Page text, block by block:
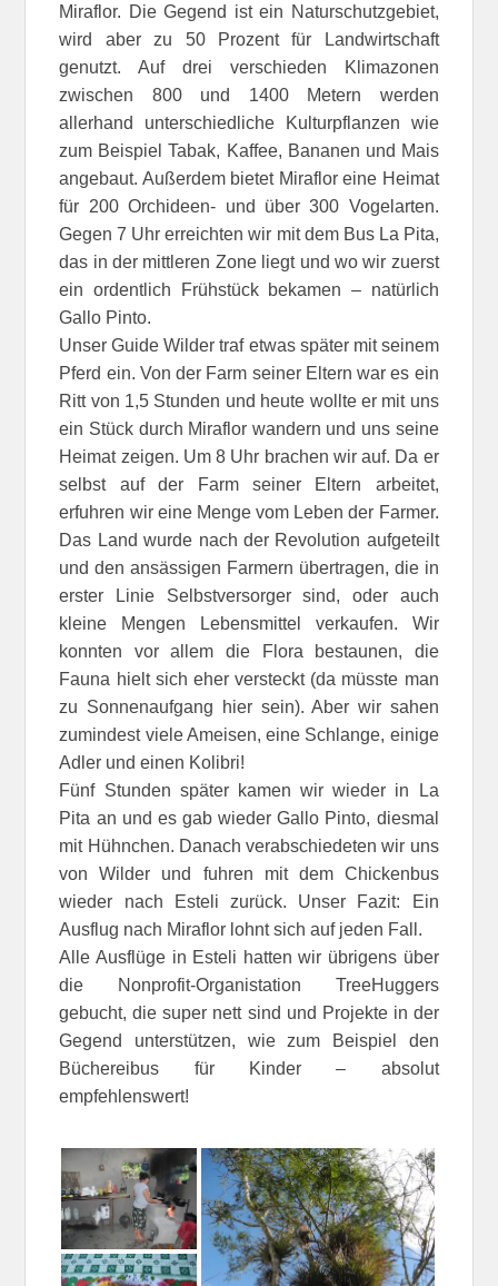
Miraflor. Die Gegend ist ein Naturschutzgebiet,
wird aber zu 50 Prozent für Landwirtschaft
genutzt. Auf drei verschieden Klimazonen
zwischen 800 und 1400 Metern werden
allerhand unterschiedliche Kulturpflanzen wie
zum Beispiel Tabak, Kaffee, Bananen und Mais
angebaut. Außerdem bietet Miraflor eine Heimat
für 200 Orchideen- und über 300 Vogelarten.
Gegen 7 Uhr erreichten wir mit dem Bus La Pita,
das in der mittleren Zone liegt und wo wir zuerst
ein ordentlich Frühstück bekamen – natürlich
Gallo Pinto.
Unser Guide Wilder traf etwas später mit seinem
Pferd ein. Von der Farm seiner Eltern war es ein
Ritt von 1,5 Stunden und heute wollte er mit uns
ein Stück durch Miraflor wandern und uns seine
Heimat zeigen. Um 8 Uhr brachen wir auf. Da er
selbst auf der Farm seiner Eltern arbeitet,
erfuhren wir eine Menge vom Leben der Farmer.
Das Land wurde nach der Revolution aufgeteilt
und den ansässigen Farmern übertragen, die in
erster Linie Selbstversorger sind, oder auch
kleine Mengen Lebensmittel verkaufen. Wir
konnten vor allem die Flora bestaunen, die
Fauna hielt sich eher versteckt (da müsste man
zu Sonnenaufgang hier sein). Aber wir sahen
zumindest viele Ameisen, eine Schlange, einige
Adler und einen Kolibri!
Fünf Stunden später kamen wir wieder in La
Pita an und es gab wieder Gallo Pinto, diesmal
mit Hühnchen. Danach verabschiedeten wir uns
von Wilder und fuhren mit dem Chickenbus
wieder nach Esteli zurück. Unser Fazit: Ein
Ausflug nach Miraflor lohnt sich auf jeden Fall.
Alle Ausflüge in Esteli hatten wir übrigens über
die Nonprofit-Organistation TreeHuggers
gebucht, die super nett sind und Projekte in der
Gegend unterstützen, wie zum Beispiel den
Büchereibus für Kinder – absolut
empfehlenswert!